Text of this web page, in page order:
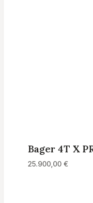
Bager 4T X
25.900,00 €